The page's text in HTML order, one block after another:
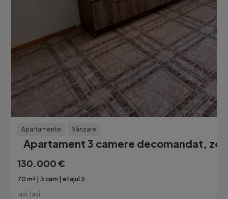
Apartamente Vânzare
Apartament 3 camere decomandat,
130.000 €
70 m² 3 cam
etajul 3
Iasi, Iasi